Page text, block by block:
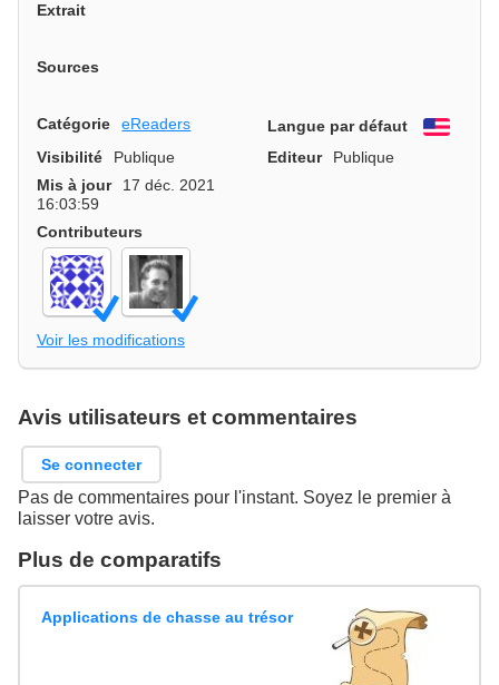
Extrait
Sources
Catégorie eReaders Langue par défaut
Visibilité
Publique Editeur
Publique
Mis à jour
17 déc. 2021
16:03:59
Contributeurs
Voir les modifications
Avis utilisateurs et commentaires
Se connecter
Pas de commentaires pour l'instant. Soyez le premier à
laisser votre avis.
Plus de comparatifs
Applications de chasse au trésor